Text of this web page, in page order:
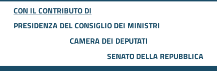
CON IL CONTRIBUTO DI
PRESIDENZA DEL CONSIGLIO DEI MINISTRI
CAMERA DEI DEPUTATI
SENATO DELLA REPUBBLICA